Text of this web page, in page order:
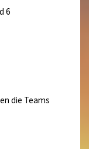
6
die Teams